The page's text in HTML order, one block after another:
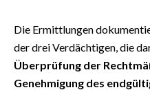
Die Ermittlungen
der drei Verdächtigen, die
Überprüfung der
Genehmigung des